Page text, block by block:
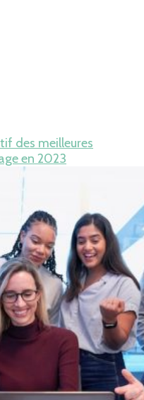
des meilleures
en 2023